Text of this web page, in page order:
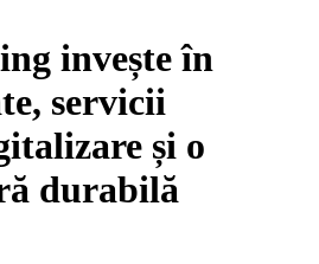
inveșteîn
servicii
și o
durabilă